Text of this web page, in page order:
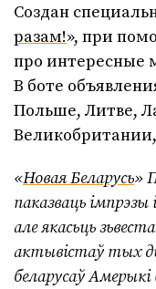
Создан
разам!», при
про интересные
В боте
Польше, Литве,
«Новая Беларусь»
паказваць
але якасьць
актывістаў тых
беларусаў